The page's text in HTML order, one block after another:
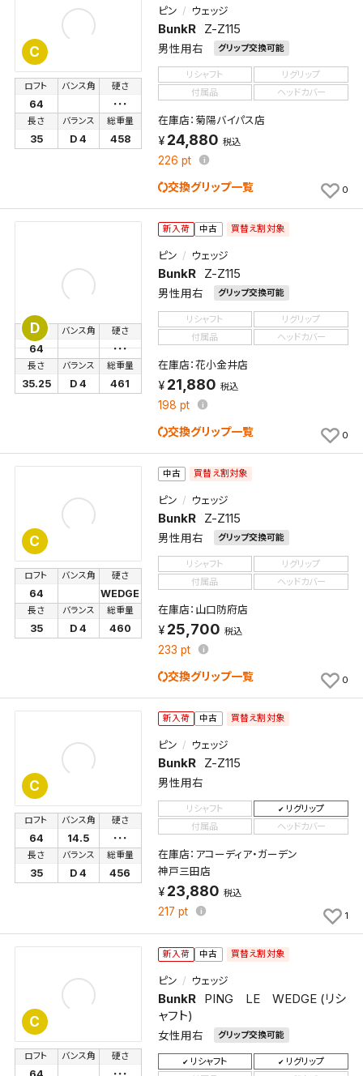
C
ピン ウェッジ
BunkR Z-Z115
男性用右 グリップ交換可能
ロフト
64
バンス角 硬さ
･･･
長さ
35
バランス
D 4
総重量
458
リシャフト
リグリップ
付属品
ヘッドカバー
在庫店：菊陽バイパス店
24,880 税込
226 pt
交換グリップ一覧 0
D
新入荷 中古 買替え割対象
ピン ウェッジ
BunkR Z-Z115
男性用右 グリップ交換可能
ロフト
64
バンス角 硬さ
･･･
長さ
35.25
バランス
D 4
総重量
461
リシャフト
リグリップ
付属品
ヘッドカバー
在庫店：花小金井店
21,880 税込
198 pt
交換グリップ一覧 0
C
中古 買替え割対象
ピン ウェッジ
BunkR Z-Z115
男性用右 グリップ交換可能
ロフト
64
バンス角 硬さ
WEDGE
長さ
35
バランス
D 4
総重量
460
リシャフト
リグリップ
付属品
ヘッドカバー
在庫店：山口防府店
25,700 税込
233 pt
交換グリップ一覧 0
C
新入荷 中古 買替え割対象
ピン ウェッジ
BunkR Z-Z115
男性用右
ロフト
64
バンス角
14.5
硬さ
･･･
長さ
35
バランス
D 4
総重量
456
リシャフト
リグリップ
付属品
ヘッドカバー
在庫店：アコーディア・ガーデン
神戸三田店
23,880 税込
217 pt 1
C
新入荷 中古 買替え割対象
ピン ウェッジ
BunkR
PING LE WEDGE (リシ
ャフト)
女性用右 グリップ交換可能
ロフト バンス角 硬さ リシャフト
リグリップ
新着通知
新着通知を「する」にすると、この条件に一致する商品
が入荷した際に、メール及びお客様のアカウント内の
「お知らせ」で通知します。
保存された検索条件は変更できません。
条件を変更したい場合は、マイページの「保存検索条
件一覧」から画面を表示し、条件を変更の上、保存し直
キャンセル
検索条件を保存しました。
これまで保存した検索条件は、マイページの「保存検
索条件一覧」で確認できます。